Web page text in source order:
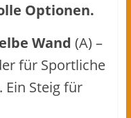
Optionen.
Wand (A) –
für Sportliche
Steig für